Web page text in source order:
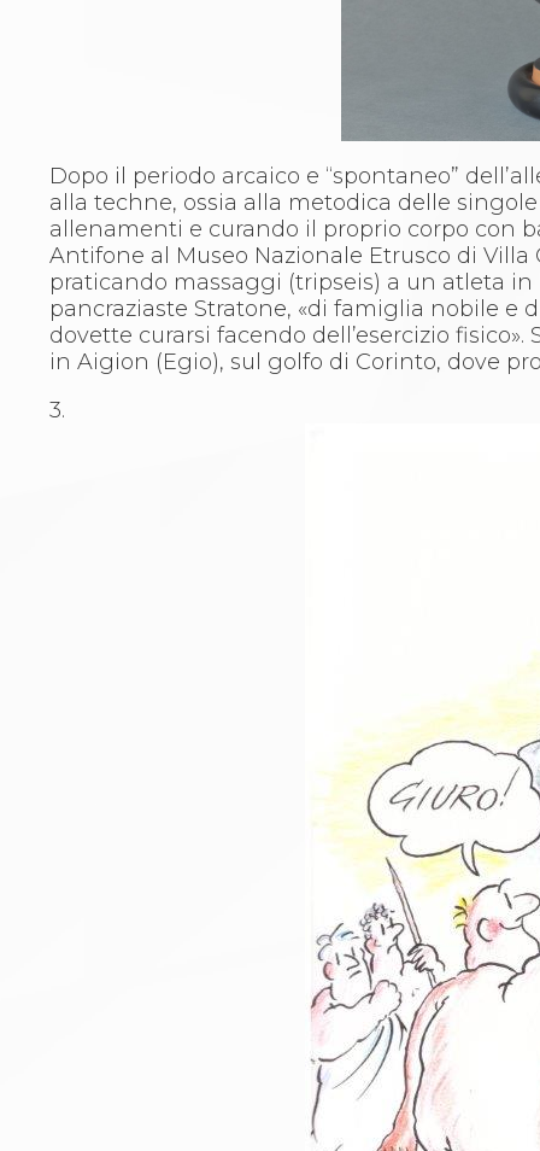
Dopo il periodo arcaico e “spontaneo”
alla techne, ossia alla metodica delle
allenamenti e curando il proprio corpo con
Antifone al Museo Nazionale Etrusco di Villa
praticando massaggi (tripseis) a un atleta
pancraziaste Stratone, «di famiglia nobile e
dovette curarsi facendo dell’esercizio
in Aigion (Egio), sul golfo di Corinto, dove
3.